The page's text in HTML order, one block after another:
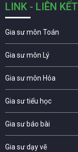
LINK - LIÊN KẾT
Gia sư môn Toán
Gia sư môn Lý
Gia sư môn Hóa
Gia sư tiểu học
Gia sư báo bài
Gia sư dạy vẽ